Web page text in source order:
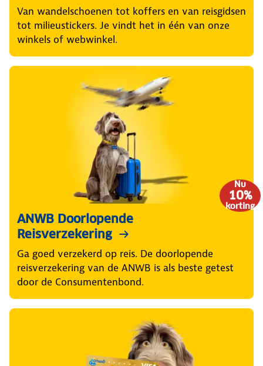
Van wandelschoenen tot koffers en van reisgidsen
tot milieustickers. Je vindt het in één van onze
winkels of webwinkel.
Nu
10%
korting
ANWB Doorlopende
Reisverzekering
Ga goed verzekerd op reis. De doorlopende
reisverzekering van de ANWB is als beste getest
door de Consumentenbond.